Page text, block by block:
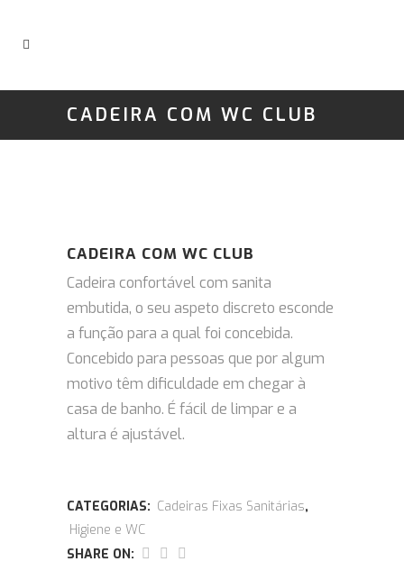
CADEIRA COM WC CLUB
CADEIRA COM WC CLUB
Cadeira confortável com sanita
embutida, o seu aspeto discreto esconde
a função para a qual foi concebida.
Concebido para pessoas que por algum
motivo têm dificuldade em chegar à
casa de banho. É fácil de limpar e a
altura é ajustável.
CATEGORIAS: Cadeiras Fixas Sanitárias,
Higiene e WC
SHARE ON: